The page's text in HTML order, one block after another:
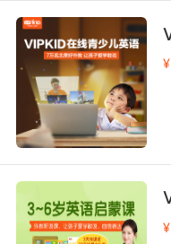
让我们发现了一个很
8. A gruesome
cabin this morning.
今早在湖边小屋发
form of manscaping.
我就要进行非常可
¥
¥